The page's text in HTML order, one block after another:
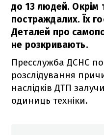
до 13 людей. Окрім
постраждалих. Їх
Деталей про
не розкривають.
Пресслужба ДСНС
розслідування
наслідків ДТП
одиниць техніки.